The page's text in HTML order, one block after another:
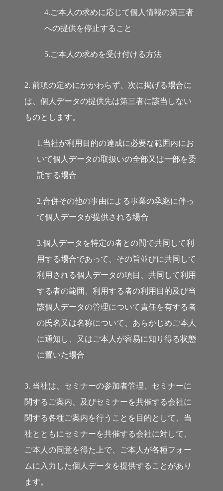
4.ご本人の求めに応じて個人情報の第三者
への提供を停止すること
5.ご本人の求めを受け付ける方法
2. 前項の定めにかかわらず、次に掲げる場合に
は、個人データの提供先は第三者に該当しない
ものとします。
1.当社が利用目的の達成に必要な範囲内にお
いて個人データの取扱いの全部又は一部を委
託する場合
2.合併その他の事由による事業の承継に伴っ
て個人データが提供される場合
3.個人データを特定の者との間で共同して利
用する場合であって、その旨並びに共同して
利用される個人データの項目、共同して利用
する者の範囲、利用する者の利用目的及び当
該個人データの管理について責任を有する者
の氏名又は名称について、あらかじめご本人
に通知し、又はご本人が容易に知り得る状態
に置いた場合
3. 当社は、セミナーの参加者管理、セミナーに
関するご案内、及びセミナーを共催する会社に
関する各種ご案内を行うことを目的として、当
社とともにセミナーを共催する会社に対して、
ご本人の同意を得た上で、ご本人が各種フォー
ムに入力した個人データを提供することがあり
ます。